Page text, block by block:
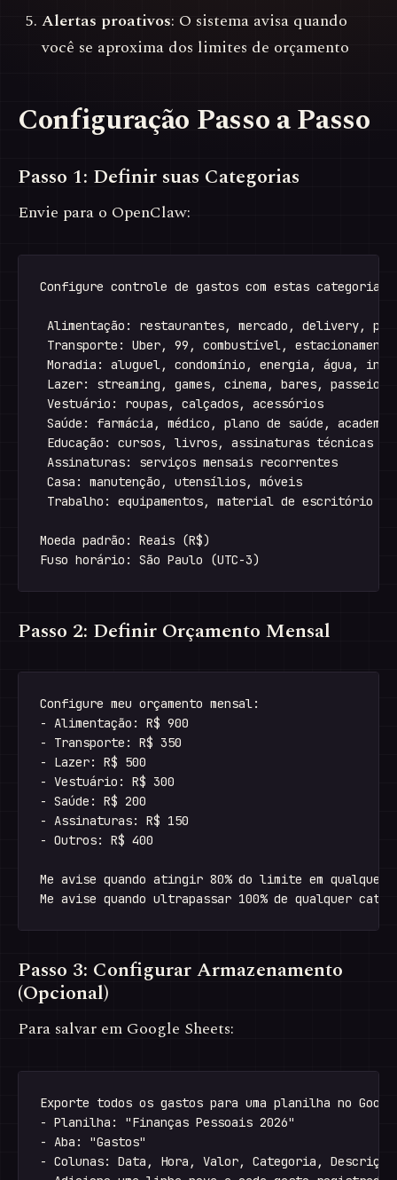
Alertas proativos: O sistema avisa quando
você se aproxima dos limites de orçamento
Configuração Passo a Passo
Passo 1: Definir suas Categorias
Envie para o OpenClaw:
Configure controle de gastos com estas categorias:
Alimentação: restaurantes, mercado, delivery,
Transporte: Uber, 99, combustível,
Moradia: aluguel, condomínio, energia, água,
Lazer: streaming, games, cinema, bares, passeios
Vestuário: roupas, calçados, acessórios
Saúde: farmácia, médico, plano de saúde, academia
Educação: cursos, livros, assinaturas técnicas
Assinaturas: serviços mensais recorrentes
Casa: manutenção, utensílios, móveis
Trabalho: equipamentos, material de escritório
Moeda padrão: Reais (R$)
Passo 2: Definir Orçamento Mensal
Configure meu orçamento mensal:
- Alimentação: R$ 900
- Transporte: R$ 350
- Lazer: R$ 500
- Vestuário: R$ 300
- Saúde: R$ 200
- Assinaturas: R$ 150
- Outros: R$ 400
Me avise quando atingir 80% do limite em qualquer
Passo 3: Configurar Armazenamento
(Opcional)
Para salvar em Google Sheets:
Exporte todos os gastos para uma planilha no
- Planilha: "Finanças Pessoais 2026"
- Aba: "Gastos"
- Colunas: Data, Hora, Valor, Categoria, Descrição,